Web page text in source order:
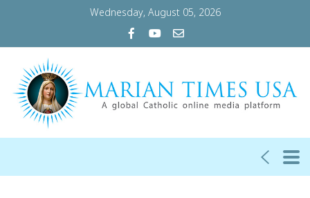
Wednesday, August 05, 2026